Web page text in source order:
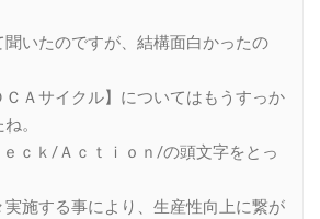
いたのですが、結構面白かったの
ＣＡサイクル】についてはもうすっか
。
ｃｋ/Ａｃｔｉｏｎ/の頭文字をとっ
実施する事により、生産性向上に繋が